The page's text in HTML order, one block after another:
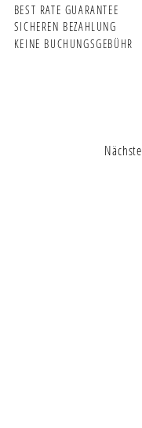
BEST RATE GUARANTEE
SICHEREN BEZAHLUNG
KEINE BUCHUNGSGEBÜHR
Nächste